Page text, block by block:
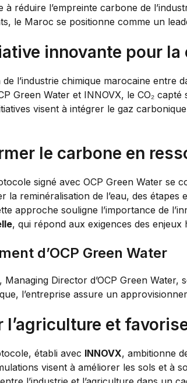
à réduire l’empreinte carbone de
le Maroc se positionne comme un
innovante pour la
l’industrie chimique marocaine entre
Green Water et INNOVX, le CO₂
visent à intégrer le gaz
le carbone en
signé avec OCP Green Water se
la reminéralisation de l’eau, des
approche souligne l’importance de
, qui répond aux exigences des
d’OCP Green Water
Managing Director d’OCP Green
l’entreprise assure un
l’agriculture et
établi avec INNOVX, ambitionne
visent à améliorer les sols et à